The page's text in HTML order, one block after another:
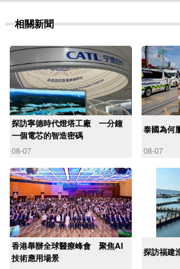
相關新聞
探訪寧德時代燈塔工廠 一分鐘
一個電芯的智造密碼
08-07
泰國為何
08-07
香港舉辦全球醫療峰會 聚焦AI
技術應用場景
探訪福建